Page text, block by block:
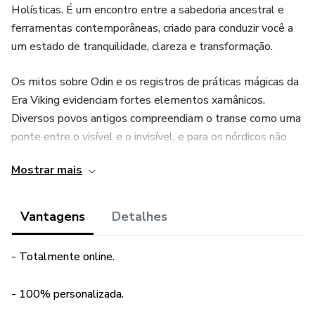
Holísticas. É um encontro entre a sabedoria ancestral e
ferramentas contemporâneas, criado para conduzir você a
um estado de tranquilidade, clareza e transformação.
Os mitos sobre Odin e os registros de práticas mágicas da
Era Viking evidenciam fortes elementos xamânicos.
Diversos povos antigos compreendiam o transe como uma
ponte entre o visível e o invisível, e para os nórdicos não
ancestral e a adapta para um formato acessível e
Durante a sessão, utilizo Soundhealing, Hipnose, ritmo
espaço seguro para acessar estados ampliados de
online, feita por chamada de vídeo, com 1h de duração.
Mostrar mais
Vantagens Detalhes
- Totalmente online.
- 100% personalizada.